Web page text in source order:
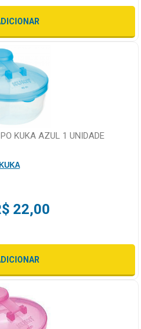
KUKA AZUL 1 UNIDADE
KUKA
22,00